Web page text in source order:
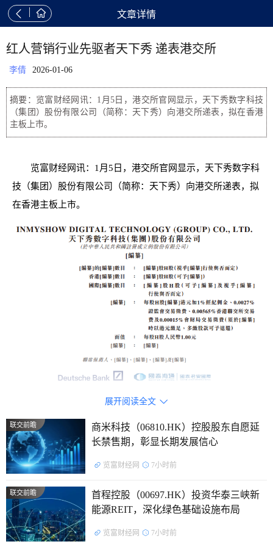
  文章详情
红人营销行业先驱者天下秀 递表港交所
李倩 2026-01-06
摘要：览富财经网讯：1月5日，港交所官网显示，天下秀数字科技
（集团）股份有限公司（简称：天下秀）向港交所递表，拟在香港
主板上市。
览富财经网讯：1月5日，港交所官网显示，天下秀数字科
技（集团）股份有限公司（简称：天下秀）向港交所递表，拟
在香港主板上市。
天下秀既是中国红人营销行业的先驱者，亦是行业领导
者。自2009年成立以来，公司一直在推动及完善红人经济生态
链方面发挥领先作用。根据弗若斯特沙利文的资料，以2024年
收入计， 公司在中国红人营销解决方案平台行业中排名第
一，市场份额为26.1%，并已连续五年保持行业最大市场份
额。以2024年收入计，亦在全球红人营销解决方案平台行业中
展开阅读全文 
联交前瞻
商米科技（06810.HK）控股股东自愿延
长禁售期，彰显长期发展信心
览富财经网 7小时前
联交前瞻
首程控股（00697.HK）投资华泰三峡新
能源REIT，深化绿色基础设施布局
览富财经网 7小时前